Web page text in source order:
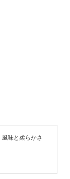
味と柔らかさ